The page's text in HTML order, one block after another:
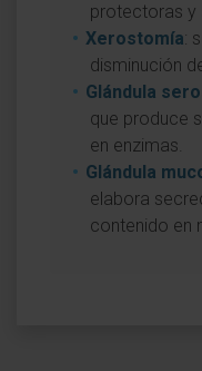
protectoras y
Xerostomía:
disminución
Glándula
que produce
en enzimas.
Glándula
elabora
contenido en